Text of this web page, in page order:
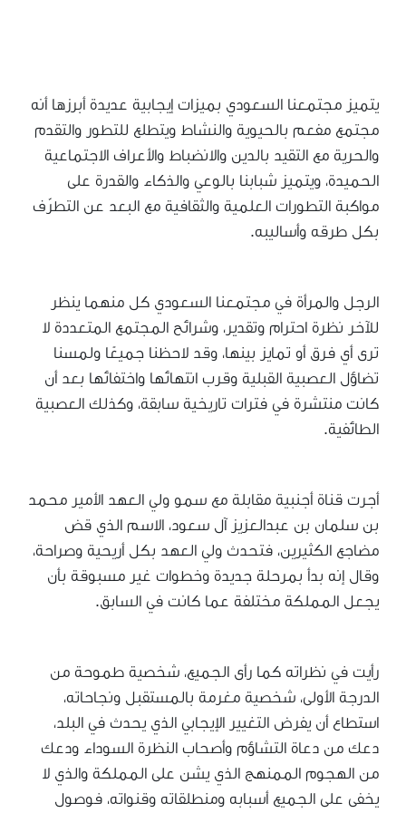
يتميز مجتمعنا السعودي بميزات إيجابية عديدة أبرزها أنه
مجتمع مفعم بالحيوية والنشاط ويتطلع للتطور والتقدم
والحرية مع التقيد بالدين والانضباط والأعراف الاجتماعية
الحميدة، ويتميز شبابنا بالوعي والذكاء والقدرة على
مواكبة التطورات العلمية والثقافية مع البعد عن التطرّف
بكل طرقه وأساليبه.
الرجل والمرأة في مجتمعنا السعودي كل منهما ينظر
للآخر نظرة احترام وتقدير، وشرائح المجتمع المتعددة لا
ترى أي فرق أو تمايز بينها، وقد لاحظنا جميعًا ولمسنا
تضاؤل العصبية القبلية وقرب انتهائها واختفائها بعد أن
كانت منتشرة في فترات تاريخية سابقة، وكذلك العصبية
الطائفية.
أجرت قناة أجنبية مقابلة مع سمو ولي العهد الأمير محمد
بن سلمان بن عبدالعزيز آل سعود، الاسم الذي قض
مضاجع الكثيرين، فتحدث ولي العهد بكل أريحية وصراحة،
وقال إنه بدأ بمرحلة جديدة وخطوات غير مسبوقة بأن
يجعل المملكة مختلفة عما كانت في السابق.
رأيت في نظراته كما رأى الجميع، شخصية طموحة من
الدرجة الأولى، شخصية مغرمة بالمستقبل ونجاحاته،
استطاع أن يفرض التغيير الإيجابي الذي يحدث في البلد،
دعك من دعاة التشاؤم وأصحاب النظرة السوداء ودعك
من الهجوم الممنهج الذي يشن على المملكة والذي لا
يخفى على الجميع أسبابه ومنطلقاته وقنواته، فوصول